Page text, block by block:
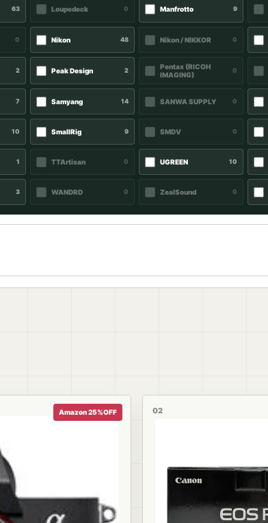
63 Loupedeck 0 Manfrotto 9
0 Nikon 48 Nikon / NIKKOR 0
2 Peak Design 2
Pentax (RICOH
IMAGING)
0
7 Samyang 14 SANWA SUPPLY 0
10 SmallRig 9 SMDV 0
1 TTArtisan 0 UGREEN 10
3 WANDRD 0 ZealSound 0
Amazon 25%OFF 02